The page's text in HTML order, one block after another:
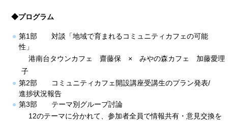
◆プログラム
第1部 対談「地域で育まれるコミュニティカフェの可能
性」
港南台タウンカフェ 齋藤保 × みやの森カフェ 加藤愛理
子
第2部 コミュニティカフェ開設講座受講生のプラン発表/
進捗状況報告
第3部 テーマ別グループ討論
12のテーマに分かれて、参加者全員で情報共有・意見交換を